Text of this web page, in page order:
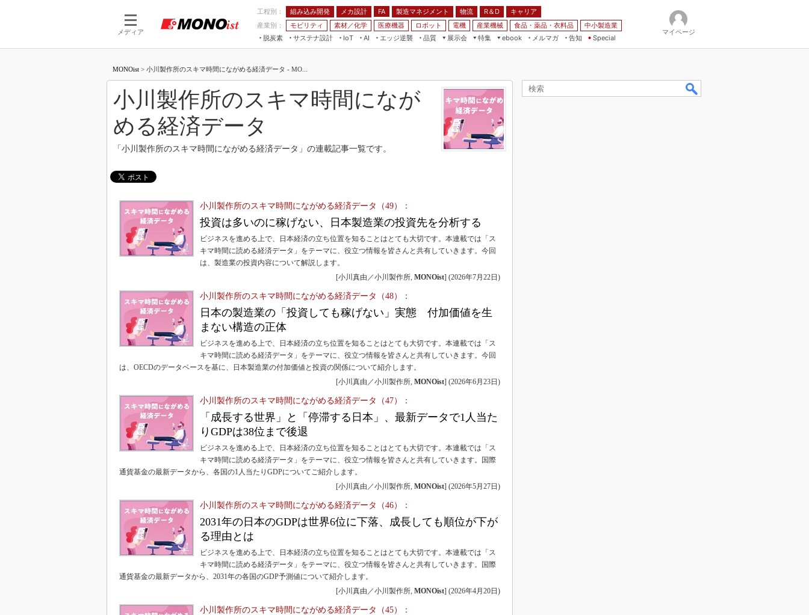
メディア
工程別： 組み込み開発 メカ設計 FA 製造マネジメント 物流 R＆D
キャリア
産業別：
モビリティ 素材／化学 医療機器 ロボット 電機 産業機械 食品・薬品・衣料品
中小製造業
脱炭素
サステナ設計
IoT
つながる工場
つながるサービス
AI
AI×設備保全
Physical AI
エッジ逆襲 品質
展示会
組込み/エッジ コンピューティング
展＆IoT/5Gソリューション展
ジャパンモビリティショー
スマート工場EXPO
EdgeTech+
日本ものづくりワールド
AUTOMOTIVE WORLD
産業オープンネット展
特集
VR／AR
FPGA
車載ソフト開発
ISO26262
無償設計ツール
3Dプリンタ
デジタルツインとCAE
S＆OP
イノベーション
製造業ビッグデータ
メイドインジャパン
植物工場
知財マネジメント
グローバル設計・開発
ebook
製造マネジメント
FA
素材／化学
メルマガ
告知 Special
マイページ
MONOist > 小川製作所のスキマ時間にながめる経済データ - MO...
小川製作所のスキマ時間になが
める経済データ
「小川製作所のスキマ時間にながめる経済データ」の連載記事一覧です。
小川製作所のスキマ時間にながめる経済データ（49）：
投資は多いのに稼げない、日本製造業の投資先を分析する
ビジネスを進める上で、日本経済の立ち位置を知ることはとても大切です。本連載では「ス
キマ時間に読める経済データ」をテーマに、役立つ情報を皆さんと共有していきます。今回
は、製造業の投資内容について解説します。
[小川真由／小川製作所, MONOist] (2026年7月22日 )
小川製作所のスキマ時間にながめる経済データ（48）：
日本の製造業の「投資しても稼げない」実態 付加価値を生
まない構造の正体
ビジネスを進める上で、日本経済の立ち位置を知ることはとても大切です。本連載では「ス
キマ時間に読める経済データ」をテーマに、役立つ情報を皆さんと共有していきます。今回
は、OECDのデータベースを基に、日本製造業の付加価値と投資の関係について紹介します。
[小川真由／小川製作所, MONOist] (2026年6月23日 )
小川製作所のスキマ時間にながめる経済データ（47）：
「成長する世界」と「停滞する日本」、最新データで1人当た
りGDPは38位まで後退
ビジネスを進める上で、日本経済の立ち位置を知ることはとても大切です。本連載では「ス
キマ時間に読める経済データ」をテーマに、役立つ情報を皆さんと共有していきます。国際
通貨基金の最新データから、各国の1人当たりGDPについてご紹介します。
[小川真由／小川製作所, MONOist] (2026年5月27日 )
小川製作所のスキマ時間にながめる経済データ（46）：
2031年の日本のGDPは世界6位に下落、成長しても順位が下が
る理由とは
ビジネスを進める上で、日本経済の立ち位置を知ることはとても大切です。本連載では「ス
キマ時間に読める経済データ」をテーマに、役立つ情報を皆さんと共有していきます。国際
通貨基金の最新データから、2031年の各国のGDP予測値について紹介します。
[小川真由／小川製作所, MONOist] (2026年4月20日 )
小川製作所のスキマ時間にながめる経済データ（45）：